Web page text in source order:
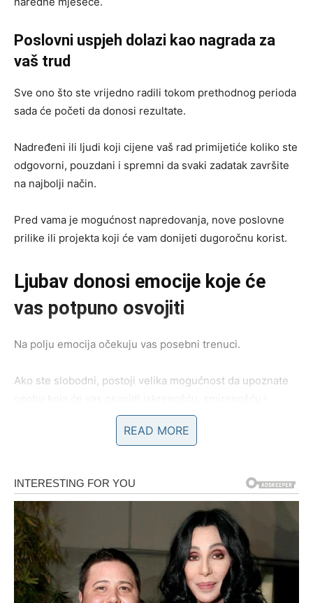
Poslovni uspjeh dolazi kao nagrada za
vaš trud
Sve ono što ste vrijedno radili tokom prethodnog perioda
sada će početi da donosi rezultate.
Nadređeni ili ljudi koji cijene vaš rad primijetiće koliko ste
odgovorni, pouzdani i spremni da svaki zadatak završite
na najbolji način.
Pred vama je mogućnost napredovanja, nove poslovne
prilike ili projekta koji će vam donijeti dugoročnu korist.
Ljubav donosi emocije koje će
vas potpuno osvojiti
Na polju emocija očekuju vas posebni trenuci.
Ako ste slobodni, postoji velika mogućnost da upoznate
osjećajem sigurnosti koji ćete osjetiti već pri prvom
u odnos ispunjen povjerenjem i toplinom.
Zauzeti Bikovi ulaze u najljepšu fazu veze
Ako ste u vezi ili braku, naredni period donosi mnogo
više razumijevanja, zajedničkih planova i iskrenih
razgovora.
READ MORE